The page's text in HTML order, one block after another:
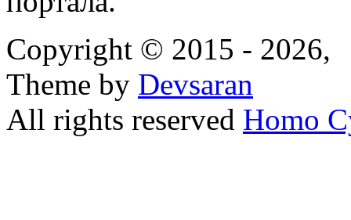
Copyright © 2015 - 2026,
Theme by Devsaran
All rights reserved Homo